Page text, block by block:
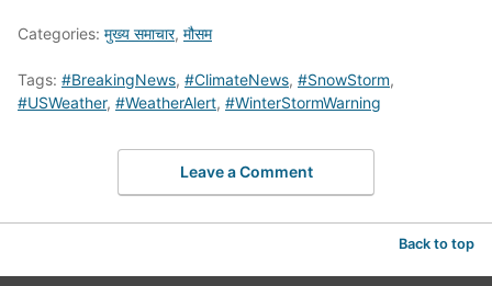
Categories: मुख्य समाचार, मौसम
Tags: #BreakingNews, #ClimateNews, #SnowStorm,
#USWeather, #WeatherAlert, #WinterStormWarning
Leave a Comment
Back to top